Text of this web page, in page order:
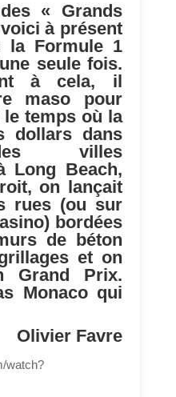
« Grands
à présent
la Formule 1
seule fois.
à cela, il
maso pour
le temps où la
dollars dans
villes
Long Beach,
on lançait
rues (ou sur
bordées
de béton
et on
Grand Prix.
Monaco qui
Olivier Favre
watch?